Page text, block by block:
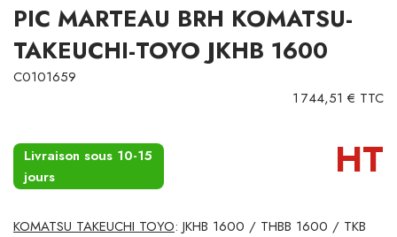
PIC MARTEAU BRH KOMATSU-
TAKEUCHI-TOYO JKHB 1600
C0101659
1 744,51 € TTC
Livraison sous 10-15
jours
HT
KOMATSU TAKEUCHI TOYO: JKHB 1600 / THBB 1600 / TKB